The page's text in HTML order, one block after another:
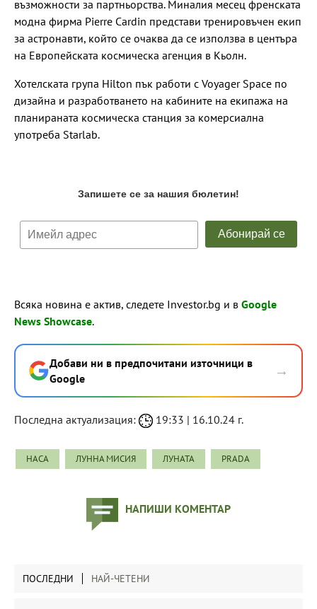
възможности за партньорства. Миналия месец френската
модна фирма Pierre Cardin представи тренировъчен екип
за астронавти, който се очаква да се използва в центъра
на Европейската космическа агенция в Кьолн.
Хотелската група Hilton пък работи с Voyager Space по
дизайна и разработването на кабините на екипажа на
планираната космическа станция за комерсиална
употреба Starlab.
Всяка новина е актив, следете Investor.bg и в Google
News Showcase.
Добави ни в предпочитани източници в
Google
→
Последна актуализация: 19:33 | 16.10.24 г.
НАСА ЛУННА МИСИЯ ЛУНАТА PRADA
НАПИШИ КОМЕНТАР
ПОСЛЕДНИ НАЙ-ЧЕТЕНИ